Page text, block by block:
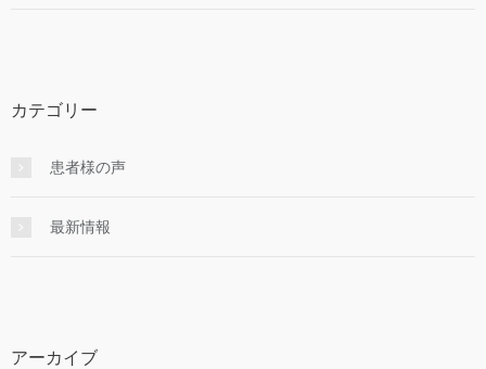
カテゴリー
患者様の声
最新情報
アーカイブ